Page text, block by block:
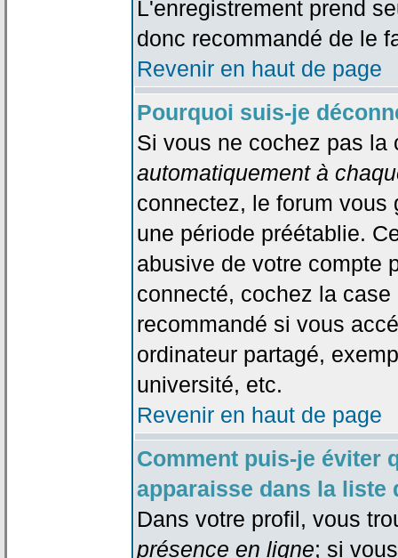
L'enregistrement prend
donc recommandé de le
Revenir en haut de page
Pourquoi suis-je
Si vous ne cochez pas
automatiquement à
connectez, le forum vous
une période préétablie.
abusive de votre compte
connecté, cochez la
recommandé si vous
ordinateur partagé,
université, etc.
Revenir en haut de page
Comment puis-je éviter
apparaisse dans la liste
Dans votre profil, vous
présence en ligne; si